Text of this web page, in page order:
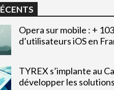
Opera sur mobile : +
d’utilisateurs iOS en
TYREX s’implante au
développer les